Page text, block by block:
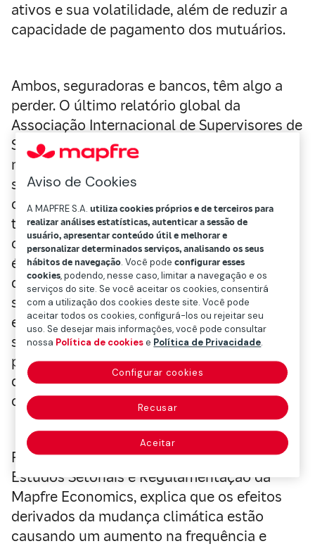
ativos e sua volatilidade, além de reduzir a
capacidade de pagamento dos mutuários.
Ambos, seguradoras e bancos, têm algo a
perder. O último relatório global da
Associação Internacional de Supervisores de
Seguros, publicado em 2021, aponta que
mais de 35% dos ativos de investimento das
seguradoras (incluídas as ações e a dívida
corporativa, os empréstimos e hipotecas, os
títulos soberanos e imóveis) podem ser
considerados “relevantes para o clima”, isto
é, expostos aos riscos climáticos. A maioria
deles está relacionado a contrapartes nos
setores de habitação e intensivos em
energia. Ainda, o órgão indica que as
seguradoras estão duplamente expostas,
porque assinam riscos e investem em ativos
que poderiam ser afetados pela mudança
climática.
Ricardo González García, diretor de Análise,
Estudos Setoriais e Regulamentação da
Mapfre Economics, explica que os efeitos
derivados da mudança climática estão
causando um aumento na frequência e
Aviso de Cookies
A MAPFRE S.A.utiliza cookies próprios e de terceiros para
realizar análises estatísticas, autenticar a sessão de
usuário, apresentar conteúdo útil e melhorar e
personalizar determinados serviços, analisando os seus
hábitos de navegação. Você podeconfigurar esses
cookies, podendo, nesse caso, limitar a navegação e os
serviços do site. Se você aceitar os cookies, consentirá
com a utilização dos cookies deste site. Você pode
aceitar todos os cookies, configurá-los ou rejeitar seu
uso. Se desejar mais informações, você pode consultar
nossa Política de cookiese Política de Privacidade.
Configurar cookies
Recusar
Aceitar